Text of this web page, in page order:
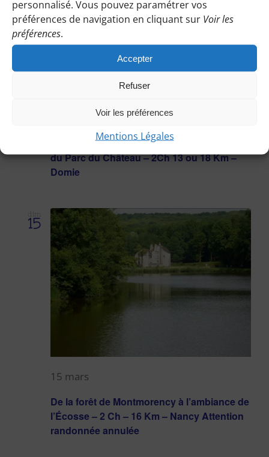
personnalisé. Vous pouvez paramétrer vos
préférences de navigation en cliquant sur Voir les
préférences.
Accepter
Refuser
Voir les préférences
Mentions Légales
Boucle autour de Chamarande avec visite
du Parc du Château – 2Ch 13 ou 18 Km –
Domie
dim
15
De la forêt de Montmorency à l’ambiance de
l’Écosse – 2 Ch – 16 Km – Nancy Attention
randonnée annulée
15 mars